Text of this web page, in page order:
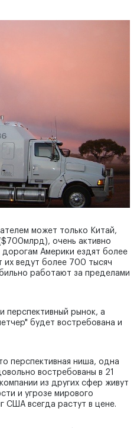
может только Китай,
очень активно
Америки ездят более
их ведут более 700 тысяч
работают за пределами
перспективный рынок, а
будет востребована и
перспективная ниша, одна
востребованы в 21
из других сфер живут
и угрозе мирового
США всегда растут в цене.